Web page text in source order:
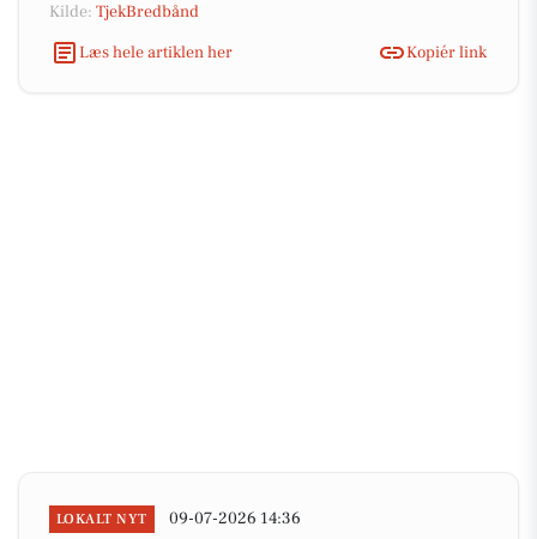
Kilde: TjekBredbånd
Læs hele artiklen her
Kopiér link
LOKALT NYT 09-07-2026 14:36